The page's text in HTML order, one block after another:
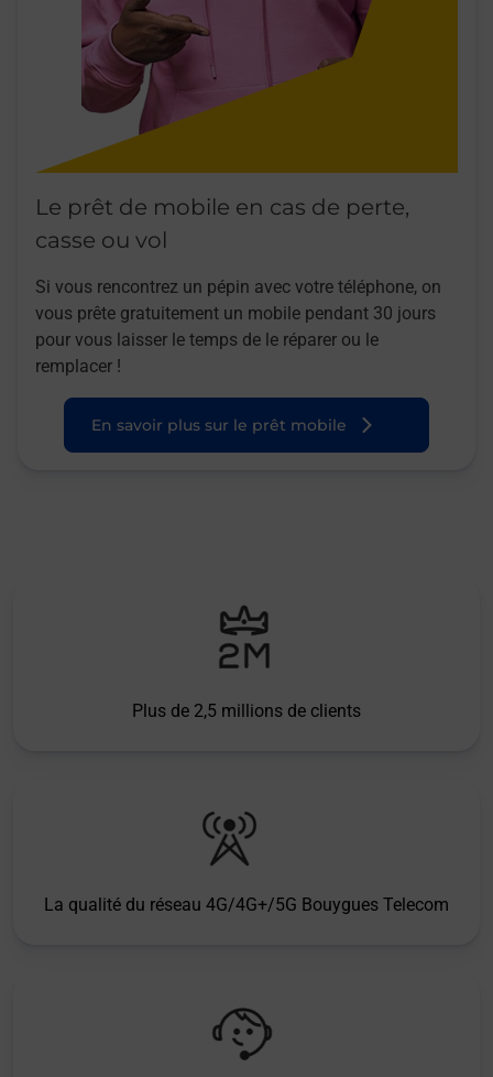
Le prêt de mobile en cas de perte,
casse ou vol
Si vous rencontrez un pépin avec votre téléphone, on
vous prête gratuitement un mobile pendant 30 jours
pour vous laisser le temps de le réparer ou le
remplacer !
En savoir plus sur le prêt mobile
Plus de 2,5 millions de clients
La qualité du réseau 4G/4G+/5G Bouygues Telecom